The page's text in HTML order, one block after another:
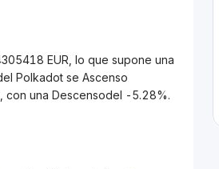
EUR, lo que supone una
Polkadot se Ascenso
con una Descensodel -5.28%.